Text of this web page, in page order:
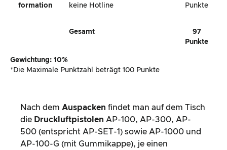
Formation
keine Hotline
Punkte
Gesamt
97
Punkte
Gewichtung: 10%
*Die Maximale Punktzahl beträgt 100 Punkte
Nach dem Auspacken findet man auf dem Tisch
die Druckluftpistolen AP-100, AP-300, AP-
500 (entspricht AP-SET-1) sowie AP-1000 und
AP-100-G (mit Gummikappe), je einen